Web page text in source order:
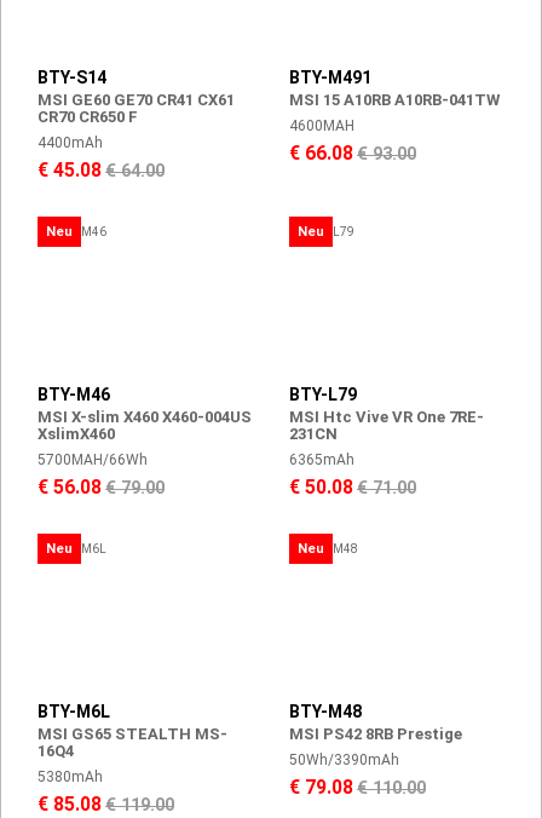
BTY-S14
MSI GE60 GE70 CR41 CX61
CR70 CR650 F
4400mAh
€ 45.08€ 64.00
BTY-M491
MSI 15 A10RB A10RB-041TW
4600MAH
€ 66.08€ 93.00
Neu
BTY-M46
MSI X-slim X460 X460-004US
XslimX460
5700MAH/66Wh
€ 56.08€ 79.00
Neu
BTY-L79
MSI Htc Vive VR One 7RE-
231CN
6365mAh
€ 50.08€ 71.00
Neu
BTY-M6L
MSI GS65 STEALTH MS-
16Q4
5380mAh
€ 85.08€ 119.00
Neu
BTY-M48
MSI PS42 8RB Prestige
50Wh/3390mAh
€ 79.08€ 110.00